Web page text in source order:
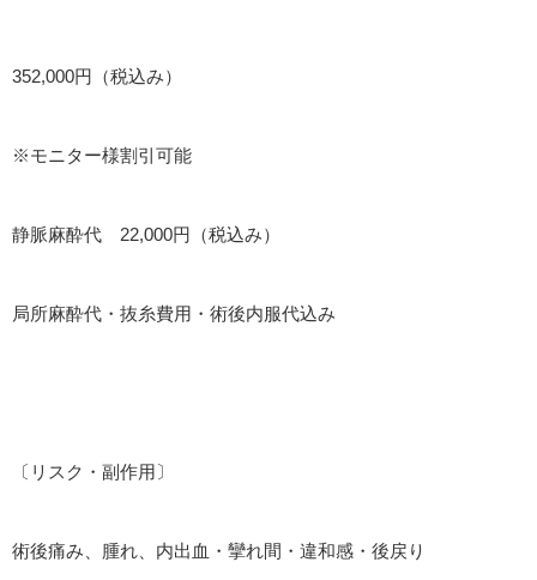
352,000円（税込み）
※モニター様割引可能
静脈麻酔代 22,000円（税込み）
局所麻酔代・抜糸費用・術後内服代込み
〔リスク・副作用〕
術後痛み、腫れ、内出血・攣れ間・違和感・後戻り